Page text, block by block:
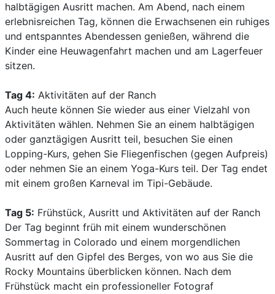
halbtägigen Ausritt machen. Am Abend, nach einem
erlebnisreichen Tag, können die Erwachsenen ein ruhiges
und entspanntes Abendessen genießen, während die
Kinder eine Heuwagenfahrt machen und am Lagerfeuer
sitzen.
Tag 4: Aktivitäten auf der Ranch
Auch heute können Sie wieder aus einer Vielzahl von
Aktivitäten wählen. Nehmen Sie an einem halbtägigen
oder ganztägigen Ausritt teil, besuchen Sie einen
Lopping-Kurs, gehen Sie Fliegenfischen (gegen Aufpreis)
oder nehmen Sie an einem Yoga-Kurs teil. Der Tag endet
mit einem großen Karneval im Tipi-Gebäude.
Tag 5: Frühstück, Ausritt und Aktivitäten auf der Ranch
Der Tag beginnt früh mit einem wunderschönen
Sommertag in Colorado und einem morgendlichen
Ausritt auf den Gipfel des Berges, von wo aus Sie die
Rocky Mountains überblicken können. Nach dem
Frühstück macht ein professioneller Fotograf